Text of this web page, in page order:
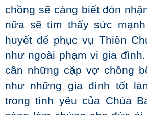
chồng sẽ càng biết đón
nữa sẽ tìm thấy sức
huyết để phục vụ Thiên
như ngoài phạm vi gia
cần những cặp vợ chồng
như những gia đình tốt
trong tình yêu của Chúa